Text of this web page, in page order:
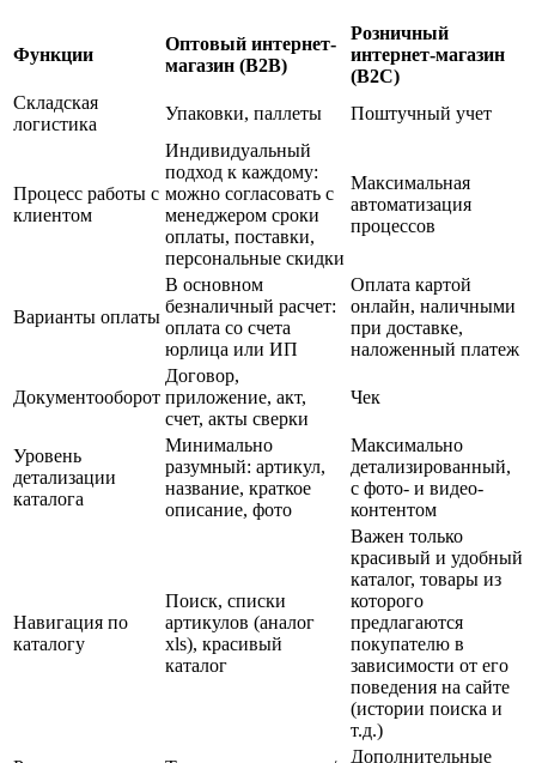
Функции
Оптовый интернет-
магазин (B2B)
Розничный
интернет-магазин
(B2C)
Складская
логистика
Упаковки, паллеты Поштучный учет
Процесс работы с
клиентом
Индивидуальный
подход к каждому:
можно согласовать с
менеджером сроки
оплаты, поставки,
персональные скидки
Максимальная
автоматизация
процессов
Варианты оплаты
В основном
безналичный расчет:
оплата со счета
юрлица или ИП
Оплата картой
онлайн, наличными
при доставке,
наложенный платеж
Документооборот
Договор,
приложение, акт,
счет, акты сверки
Чек
Уровень
детализации
каталога
Минимально
разумный: артикул,
название, краткое
описание, фото
Максимально
детализированный,
с фото- и видео-
контентом
Навигация по
каталогу
Поиск, списки
артикулов (аналог
xls), красивый
каталог
Важен только
красивый и удобный
каталог, товары из
которого
предлагаются
покупателю в
зависимости от его
поведения на сайте
(истории поиска и
т.д.)
Дополнительные